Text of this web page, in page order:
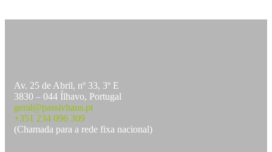
Av. 25 de Abril, nº 33, 3º E
3830 – 044 Ílhavo, Portugal
geral@passivhaus.pt
+351 234 096 309
(Chamada para a rede fixa nacional)